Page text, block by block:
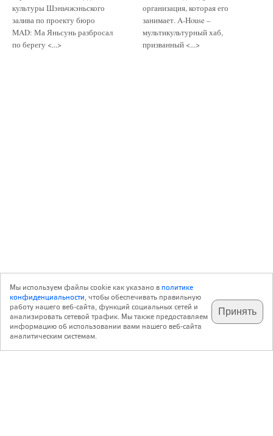
культуры Шэньчжэньского
залива по проекту бюро
MAD: Ма Яньсунь разбросал
по берегу <...>
организация, которая его
занимает. A-House –
мультикультурный хаб,
призванный <...>
подпишитесь на наш
телеграм @archi_ru
✕
с 20 июля 1999 г.
Мы используем файлы cookie как указано вполитике
конфиденциальности, чтобы обеспечивать правильную
работу нашего веб-сайта, функций социальных сетей и
анализировать сетевой трафик. Мы также предоставляем
информацию об использовании вами нашего веб-сайта
аналитическим системам.
Принять